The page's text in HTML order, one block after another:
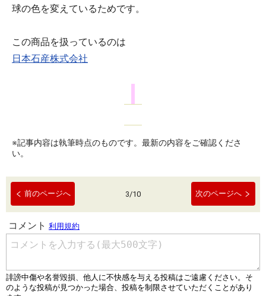
球の色を変えているためです。
この商品を扱っているのは
日本石産株式会社
※記事内容は執筆時点のものです。最新の内容をご確認くださ
い。
前のページへ 3/10 次のページへ